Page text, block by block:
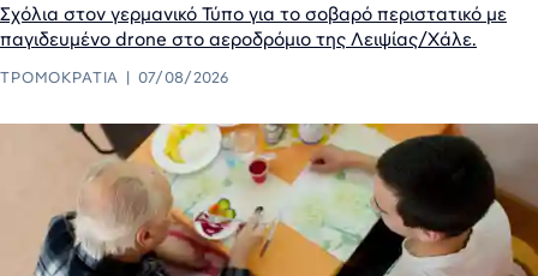
Σχόλια στον γερμανικό Τύπο για το σοβαρό περιστατικό με
παγιδευμένο drone στο αεροδρόμιο της Λειψίας/Χάλε.
ΤΡΟΜΟΚΡΑΤΊΑ 07/08/2026